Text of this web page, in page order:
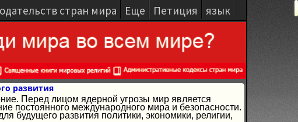
стран мира Еще Петиция язык
развития
Перед лицом ядерной угрозы мир является
постоянного международного мира и безопасности.
развития политики, экономики, религии,